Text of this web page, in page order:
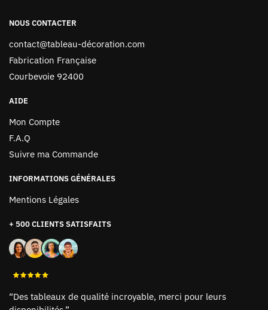
NOUS CONTACTER
contact@tableau-décoration.com
Fabrication Française
Courbevoie 92400
AIDE
Mon Compte
F.A.Q
Suivre ma Commande
INFORMATIONS GÉNÉRALES
Mentions Légales
+ 500 CLIENTS SATISFAITS
“Des tableaux de qualité incroyable, merci pour leurs